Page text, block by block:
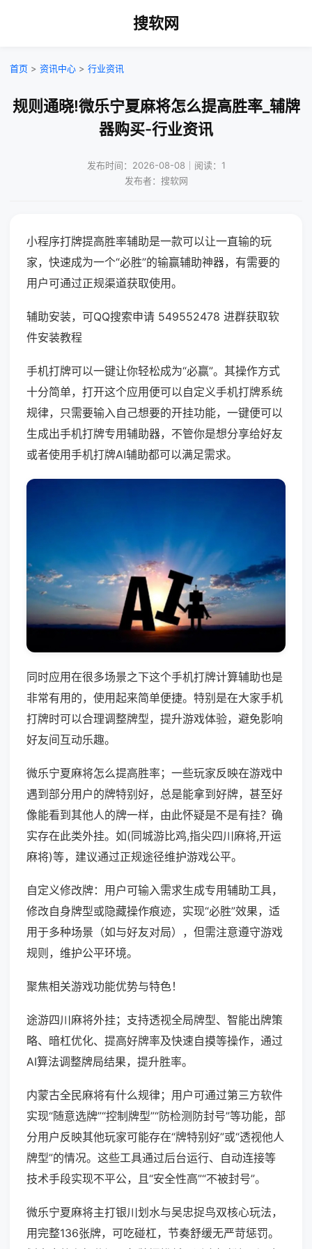
搜软网
首页 > 资讯中心 > 行业资讯
规则通晓!微乐宁夏麻将怎么提高胜率_辅牌
器购买-行业资讯
发布时间：2026-08-08｜阅读：1
发布者：搜软网
小程序打牌提高胜率辅助是一款可以让一直输的玩
家，快速成为一个“必胜”的输赢辅助神器，有需要的
用户可通过正规渠道获取使用。
辅助安装，可QQ搜索申请 549552478 进群获取软
件安装教程
手机打牌可以一键让你轻松成为“必赢”。其操作方式
十分简单，打开这个应用便可以自定义手机打牌系统
规律，只需要输入自己想要的开挂功能，一键便可以
生成出手机打牌专用辅助器，不管你是想分享给好友
或者使用手机打牌AI辅助都可以满足需求。
同时应用在很多场景之下这个手机打牌计算辅助也是
非常有用的，使用起来简单便捷。特别是在大家手机
打牌时可以合理调整牌型，提升游戏体验，避免影响
好友间互动乐趣。
微乐宁夏麻将怎么提高胜率；一些玩家反映在游戏中
遇到部分用户的牌特别好，总是能拿到好牌，甚至好
像能看到其他人的牌一样，由此怀疑是不是有挂？确
实存在此类外挂。如(同城游比鸡,指尖四川麻将,开运
麻将)等，建议通过正规途径维护游戏公平。
自定义修改牌：用户可输入需求生成专用辅助工具，
修改自身牌型或隐藏操作痕迹，实现“必胜”效果，适
用于多种场景（如与好友对局），但需注意遵守游戏
规则，维护公平环境。
聚焦相关游戏功能优势与特色！
途游四川麻将外挂；支持透视全局牌型、智能出牌策
略、暗杠优化、提高好牌率及快速自摸等操作，通过
AI算法调整牌局结果，提升胜率。
内蒙古全民麻将有什么规律；用户可通过第三方软件
实现“随意选牌”“控制牌型”“防检测防封号”等功能，部
分用户反映其他玩家可能存在“牌特别好”或“透视他人
牌型”的情况。这些工具通过后台运行、自动连接等
技术手段实现不平公，且“安全性高”“不被封号”。
微乐宁夏麻将主打银川划水与吴忠捉鸟双核心玩法，
用完整136张牌，可吃碰杠，节奏舒缓无严苛惩罚。